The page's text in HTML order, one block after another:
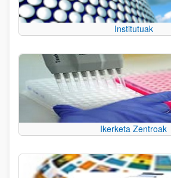
Institutuak
Ikerketa Zentroak